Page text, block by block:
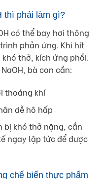
thì phải làm gì?
có thể bay hơi thông
phản ứng. Khi hít
thở, kích ứng phổi.
bà con cần:
thoáng khí
dễ hô hấp
bị khó thở nặng, cần
ngay lập tức để được
chế biến thực phẩm